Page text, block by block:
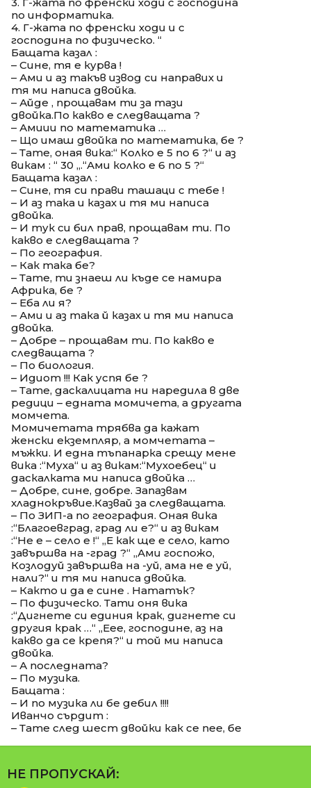
по информатика.
4. Г-жата по френски ходи и с
господина по физическо. “
Бащата казал :
– Сине, тя е курва !
– Ами и аз такъв извод си направих и
тя ми написа двойка.
– Айде , прощавам ти за тази
двойка.По какво е следващата ?
– Амиии по математика …
– Що имаш двойка по математика, бе ?
– Тате, оная вика:“ Колко е 5 по 6 ?“ и аз
викам : “ 30 „.“Ами колко е 6 по 5 ?“
Бащата казал :
– Сине, тя си прави ташаци с тебе !
– И аз така и казах и тя ми написа
двойка.
– И тук си бил прав, прощавам ти. По
какво е следващата ?
– По география.
– Как така бе?
– Тате, ти знаеш ли къде се намира
Африка, бе ?
– Еба ли я?
– Ами и аз така й казах и тя ми написа
двойка.
– Добре – прощавам ти. По какво е
следващата ?
– По биология.
– Идиот !!! Как успя бе ?
– Тате, даскалицата ни наредила в две
редици – едната момичета, а другата
момчета.
Момичетата трябва да кажат
женски екземпляр, а момчетата –
мъжки. И една тъпанарка срещу мене
вика :“Муха“ и аз викам:“Мухоебец“ и
даскалката ми написа двойка …
– Добре, сине, добре. Запазвам
хладнокръвие.Казвай за следващата.
– По ЗИП-а по география. Оная вика
:“Благоевград, град ли е?“ и аз викам
:“Не е – село е !“ „Е как ще е село, като
завършва на -град ?“ „Ами госпожо,
Козлодуй завършва на -уй, ама не е уй,
нали?“ и тя ми написа двойка.
– Както и да е сине . Нататък?
– По физическо. Тати оня вика
:“Дигнете си единия крак, дигнете си
другия крак …“ „Еее, господине, аз на
какво да се крепя?“ и той ми написа
двойка.
– А последната?
– По музика.
Бащата :
– И по музика ли бе дебил !!!!
Иванчо сърдит :
– Тате след шест двойки как се пее, бе
НЕ ПРОПУСКАЙ: